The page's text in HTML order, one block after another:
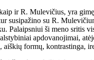
ir R. Mulevičius, yra
susipažino su R.
Palaipsniui ši meno sritis
apdovanojimai,
aiškių formų,